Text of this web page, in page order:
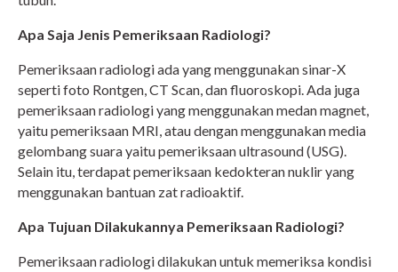
Apa Saja Jenis Pemeriksaan Radiologi?
Pemeriksaan radiologi ada yang menggunakan sinar-X
seperti foto Rontgen, CT Scan, dan fluoroskopi. Ada juga
pemeriksaan radiologi yang menggunakan medan magnet,
yaitu pemeriksaan MRI, atau dengan menggunakan media
gelombang suara yaitu pemeriksaan ultrasound (USG).
Selain itu, terdapat pemeriksaan kedokteran nuklir yang
menggunakan bantuan zat radioaktif.
Apa Tujuan Dilakukannya Pemeriksaan Radiologi?
Pemeriksaan radiologi dilakukan untuk memeriksa kondisi